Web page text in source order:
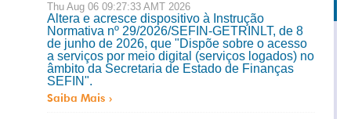
Thu Aug 06 09:27:33 AMT 2026
Altera e acresce dispositivo à Instrução
Normativa nº 29/2026/SEFIN-GETRINLT, de 8
de junho de 2026, que "Dispõe sobre o acesso
a serviços por meio digital (serviços logados) no
âmbito da Secretaria de Estado de Finanças 
SEFIN".
Saiba Mais